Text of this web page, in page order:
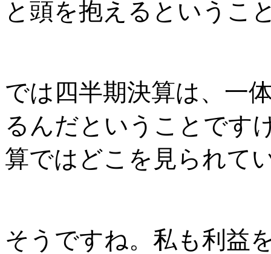
と頭を抱えるというこ
では四半期決算は、一
るんだということです
算ではどこを見られて
そうですね。私も利益